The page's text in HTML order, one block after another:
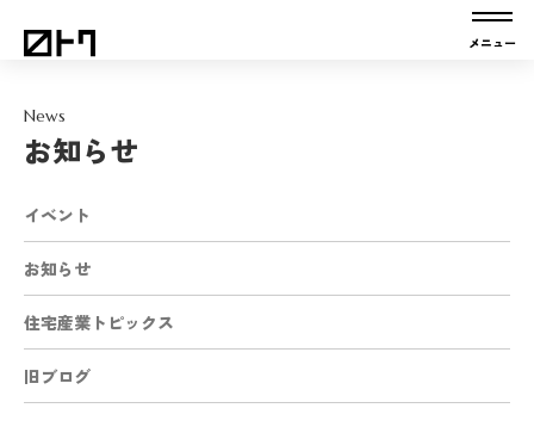
News
お知らせ
イベント
お知らせ
住宅産業トピックス
旧ブログ